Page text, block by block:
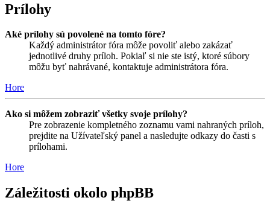
Prílohy
Aké prílohy sú povolené na tomto fóre?
Každý administrátor fóra môže povoliť alebo zakázať
jednotlivé druhy príloh. Pokiaľ si nie ste istý, ktoré súbory
môžu byť nahrávané, kontaktuje administrátora fóra.
Hore
Ako si môžem zobraziť všetky svoje prílohy?
Pre zobrazenie kompletného zoznamu vami nahraných príloh,
prejdite na Užívateľský panel a nasledujte odkazy do časti s
prílohami.
Hore
Záležitosti okolo phpBB